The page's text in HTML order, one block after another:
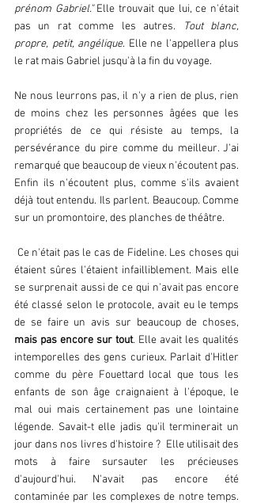
prénom Gabriel." Elle trouvait que lui, ce n'était
pas un rat comme les autres.
Tout blanc,
propre, petit, angélique. Elle ne l'appellera plus
le rat mais Gabriel jusqu'à la fin du voyage.
Ne nous leurrons pas, il n'y a rien de plus, rien
de moins chez les personnes âgées que les
propriétés de ce qui résiste au temps, la
persévérance du pire comme du meilleur. J'ai
remarqué que beaucoup de vieux n'écoutent pas.
Enfin ils n'écoutent plus, comme s'ils avaient
déjà tout entendu. Ils parlent. Beaucoup. Comme
sur un promontoire, des planches de théâtre.
étaient sûres l'étaient infailliblement. Mais elle
se surprenait aussi de ce qui n'avait pas encore
été classé selon le protocole, avait eu le temps
mais pas encore sur tout. Elle avait les qualités
intemporelles des gens curieux. Parlait d'Hitler
comme du père Fouettard local que tous les
enfants de son âge craignaient à l'époque, le
mal oui mais certainement pas une lointaine
légende. Savait-t elle jadis qu'il terminerait un
jour dans nos livres d'histoire ?  Elle utilisait des
mots à faire sursauter les précieuses
d'aujourd'hui. N'avait pas encore été
contaminée par les complexes de notre temps.